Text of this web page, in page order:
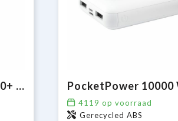
Solar Powerbank 8000+ Wireless Charger externe oplader
4119 op voorraad
Gerecycled ABS